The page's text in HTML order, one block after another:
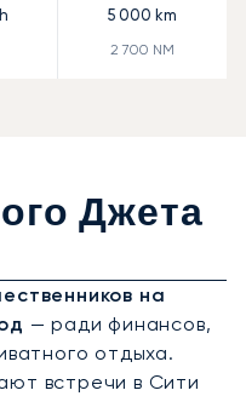
5 000 km
2 700 NM
Джета
на
— ради финансов,
отдыха.
встречи в Сити